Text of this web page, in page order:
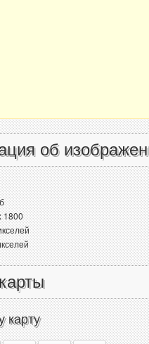
об
1800
карту